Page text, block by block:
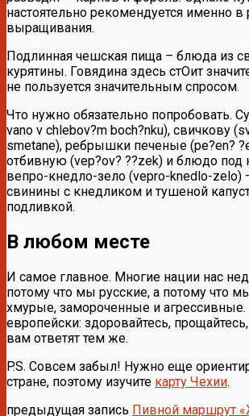
настоятельно рекомендуется именно в
выращивания.
Подлинная чешская пища – блюда из
курятины. Говядина здесь стОит
не пользуется значительным спросом.
Что нужно обязательно попробовать.
vano v chlebov?m boch?nku), свичкову
smetane), ребрышки печеные (pe?en?
отбивную (vep?ov? ??zek) и блюдо под
вепро-кнедло-зело (vepro-knedlo-zelo)
свинины с кнедликом и тушеной
подливкой.
В любом месте
И самое главное. Многие нации нас
потому что мы русские, а потому что
хмурые, замороченные и агрессивные.
европейски: здоровайтесь,
вам ответят тем же.
P.S. Совсем забыл! Нужно еще
стране, поэтому изучите карту Чехии.
предыдущая запись Пивной маршрут